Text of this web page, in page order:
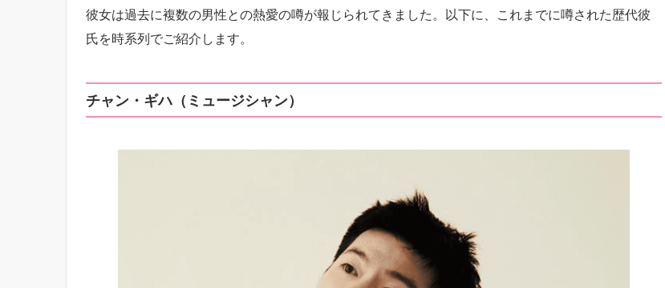
​彼女は過去に複数の男性との熱愛の噂が報じられてきました。​以下に、これまでに噂された歴代彼
氏を時系列でご紹介します。
チャン・ギハ（ミュージシャン）